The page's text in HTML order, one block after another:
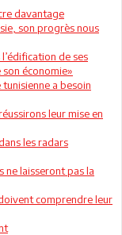
davantage
son progrès nous
de ses
économie»
a besoin
leur mise en
les radars
ne laisseront pas la
comprendre leur